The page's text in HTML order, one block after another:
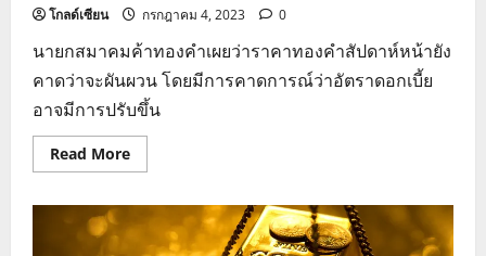
โกลด์เซียน กรกฎาคม 4, 2023 0
นายกสมาคมค้าทองคำเผยว่าราคาทองคำสัปดาห์หน้ายัง
คาดว่าจะผันผวน โดยมีการคาดการณ์ว่าอัตราดอกเบี้ย
อาจมีการปรับขึ้น
Read MoreRead
more
ทอง
สัปดาห์